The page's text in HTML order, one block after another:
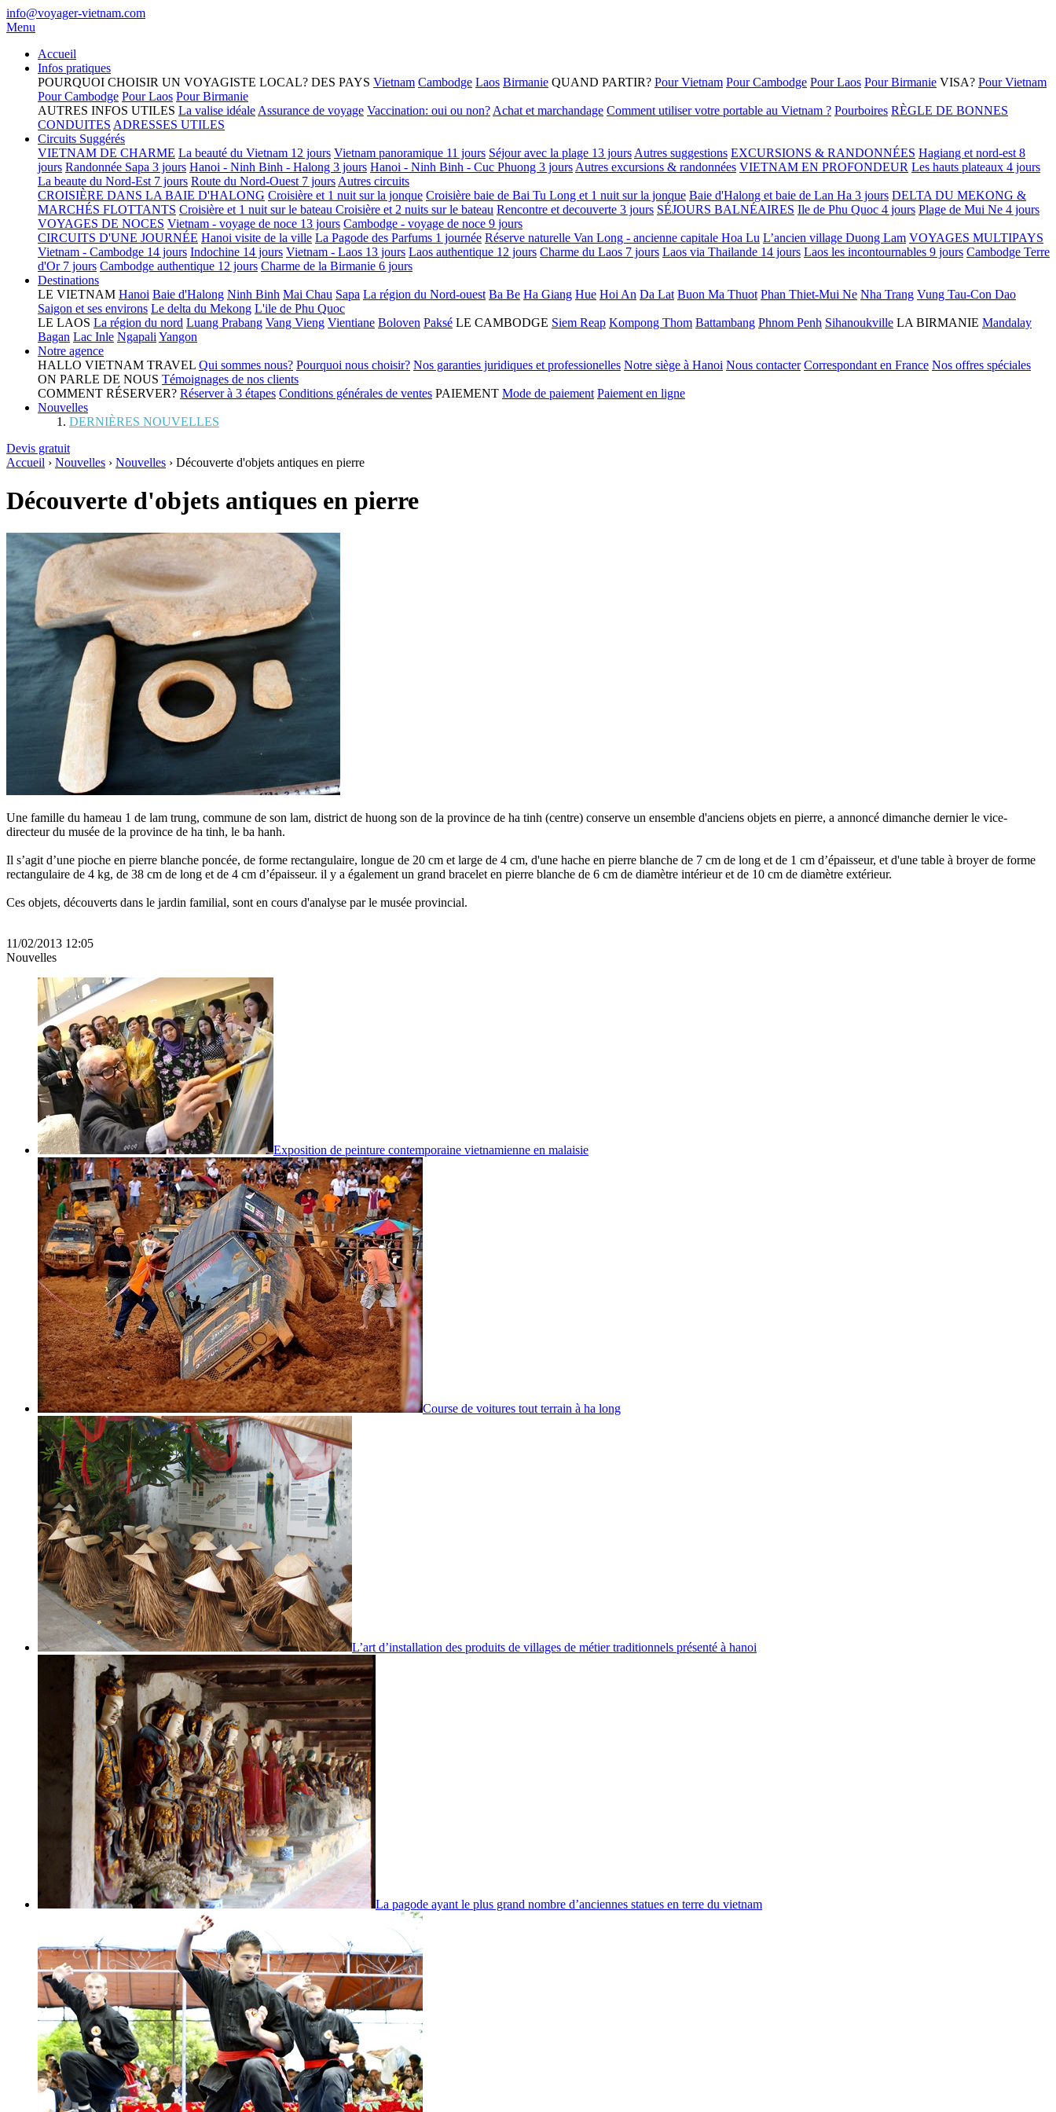
info@voyager-vietnam.com
Menu
Accueil
Infos pratiques
POURQUOI CHOISIR UN VOYAGISTE LOCAL? DES PAYS Vietnam Cambodge Laos Birmanie QUAND PARTIR? Pour Vietnam Pour Cambodge Pour Laos Pour Birmanie VISA? Pour Vietnam
Pour Cambodge Pour Laos Pour Birmanie
AUTRES INFOS UTILES La valise idéale Assurance de voyage Vaccination: oui ou non? Achat et marchandage Comment utiliser votre portable au Vietnam ? Pourboires RÈGLE DE BONNES
CONDUITES ADRESSES UTILES
Circuits Suggérés
VIETNAM DE CHARME La beauté du Vietnam 12 jours Vietnam panoramique 11 jours Séjour avec la plage 13 jours Autres suggestions EXCURSIONS & RANDONNÉES Hagiang et nord-est 8
jours Randonnée Sapa 3 jours Hanoi - Ninh Binh - Halong 3 jours Hanoi - Ninh Binh - Cuc Phuong 3 jours Autres excursions & randonnées VIETNAM EN PROFONDEUR Les hauts plateaux 4 jours
La beaute du Nord-Est 7 jours Route du Nord-Ouest 7 jours Autres circuits
CROISIÈRE DANS LA BAIE D'HALONG Croisière et 1 nuit sur la jonque Croisière baie de Bai Tu Long et 1 nuit sur la jonque Baie d'Halong et baie de Lan Ha 3 jours DELTA DU MEKONG &
MARCHÉS FLOTTANTS Croisière et 1 nuit sur le bateau Croisière et 2 nuits sur le bateau Rencontre et decouverte 3 jours SÉJOURS BALNÉAIRES Ile de Phu Quoc 4 jours Plage de Mui Ne 4 jours
VOYAGES DE NOCES Vietnam - voyage de noce 13 jours Cambodge - voyage de noce 9 jours
CIRCUITS D'UNE JOURNÉE Hanoi visite de la ville La Pagode des Parfums 1 journée Réserve naturelle Van Long - ancienne capitale Hoa Lu L’ancien village Duong Lam VOYAGES MULTIPAYS
Vietnam - Cambodge 14 jours Indochine 14 jours Vietnam - Laos 13 jours Laos authentique 12 jours Charme du Laos 7 jours Laos via Thailande 14 jours Laos les incontournables 9 jours Cambodge Terre
d'Or 7 jours Cambodge authentique 12 jours Charme de la Birmanie 6 jours
Destinations
LE VIETNAM Hanoi Baie d'Halong Ninh Binh Mai Chau Sapa La région du Nord-ouest Ba Be Ha Giang Hue Hoi An Da Lat Buon Ma Thuot Phan Thiet-Mui Ne Nha Trang Vung Tau-Con Dao
Saigon et ses environs Le delta du Mekong L'ile de Phu Quoc
LE LAOS La région du nord Luang Prabang Vang Vieng Vientiane Boloven Paksé LE CAMBODGE Siem Reap Kompong Thom Battambang Phnom Penh Sihanoukville LA BIRMANIE Mandalay
Bagan Lac Inle Ngapali Yangon
Notre agence
HALLO VIETNAM TRAVEL Qui sommes nous? Pourquoi nous choisir? Nos garanties juridiques et professionelles Notre siège à Hanoi Nous contacter Correspondant en France Nos offres spéciales
ON PARLE DE NOUS Témoignages de nos clients
COMMENT RÉSERVER? Réserver à 3 étapes Conditions générales de ventes PAIEMENT Mode de paiement Paiement en ligne
Nouvelles
DERNIÈRES NOUVELLES
Devis gratuit
Accueil › Nouvelles › Nouvelles › Découverte d'objets antiques en pierre
Découverte d'objets antiques en pierre
Une famille du hameau 1 de lam trung, commune de son lam, district de huong son de la province de ha tinh (centre) conserve un ensemble d'anciens objets en pierre, a annoncé dimanche dernier le vice-
directeur du musée de la province de ha tinh, le ba hanh.
Il s’agit d’une pioche en pierre blanche poncée, de forme rectangulaire, longue de 20 cm et large de 4 cm, d'une hache en pierre blanche de 7 cm de long et de 1 cm d’épaisseur, et d'une table à broyer de forme
rectangulaire de 4 kg, de 38 cm de long et de 4 cm d’épaisseur. il y a également un grand bracelet en pierre blanche de 6 cm de diamètre intérieur et de 10 cm de diamètre extérieur.
Ces objets, découverts dans le jardin familial, sont en cours d'analyse par le musée provincial.
11/02/2013 12:05
Nouvelles
Exposition de peinture contemporaine vietnamienne en malaisie
Course de voitures tout terrain à ha long
L’art d’installation des produits de villages de métier traditionnels présenté à hanoi
La pagode ayant le plus grand nombre d’anciennes statues en terre du vietnam